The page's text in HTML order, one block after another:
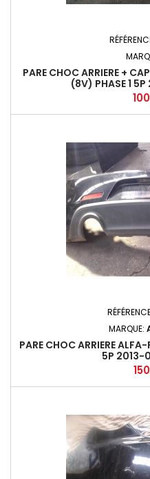
PARE CHOC ARRIERE +
(8V) PHASE 1
Prix
MARQUE:
PARE CHOC ARRIERE
5P 2013-
Prix